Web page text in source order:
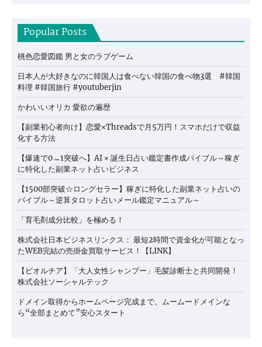
Popular Posts
桃色恋愛図鑑 男と女のラブゲーム
日本人が大好きなのに韓国人は食べない韓国の食べ物3選 #韓国
料理 #韓国旅行 #youtuberjin
かわいいオリカ 愛欲の遍歴
【副業初心者向け】恋愛×Threadsで月5万円！スマホだけで収益
化する方法
【爆速で0→1突破へ】AI × 誕生日占い鑑定書作成バイブル～稼ぎ
に特化した副業ネット占いビジネス
【1500部突破☆ロングセラー】稼ぎに特化した副業ネット占いの
バイブル～逆算タロット占いメール鑑定マニュアル～
「育毛剤成分比較」を極める！
株式会社日本ビジネスリンクス： 最短2時間で資金化が可能となっ
たWEB完結の売掛金買取サービス！【LINK】
【ビオルチア】「大人女性シャンプー」毛髪診断士と共同開発！
株式会社ソーシャルテック
ドメイン取得からホームページ完成まで。ムームードメインな
ら“全部まとめて”安心スタート